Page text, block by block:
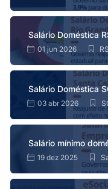
Salário Doméstica
01 jun 2026
Salário Doméstica
03 abr 2026
Salário mínimo
19 dez 2025